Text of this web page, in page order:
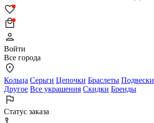
Войти
Все города
Кольца Серьги Цепочки Браслеты Подвески
Другое Все украшения Скидки Бренды
Статус заказа